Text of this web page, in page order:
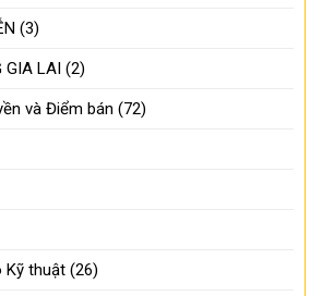
(3)
GIA LAI (2)
và Điểm bán (72)
Kỹ thuật (26)